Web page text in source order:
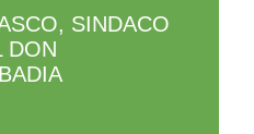
SINDACO
DON